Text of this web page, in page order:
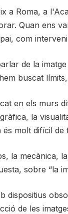
a Roma, a
Quan ens
com
de la
buscat
en els murs
la
molt difícil
la mecànica,
sobre “la
dispositius
de les